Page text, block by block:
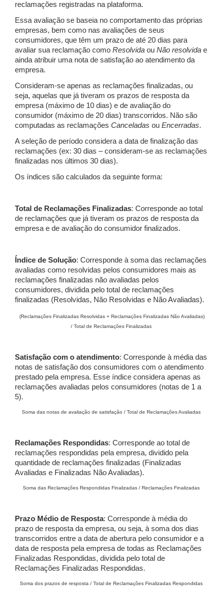
reclamações registradas na plataforma.
Essa avaliação se baseia no comportamento das próprias
empresas, bem como nas avaliações de seus
consumidores, que têm um prazo de até 20 dias para
avaliar sua reclamação como Resolvida ou Não resolvida e
ainda atribuir uma nota de satisfação ao atendimento da
empresa.
Consideram-se apenas as reclamações finalizadas, ou
seja, aquelas que já tiveram os prazos de resposta da
empresa (máximo de 10 dias) e de avaliação do
consumidor (máximo de 20 dias) transcorridos. Não são
computadas as reclamações Canceladas ou Encerradas.
A seleção de período considera a data de finalização das
reclamações (ex: 30 dias – consideram-se as reclamações
finalizadas nos últimos 30 dias).
Os índices são calculados da seguinte forma:
Total de Reclamações Finalizadas: Corresponde ao total
de reclamações que já tiveram os prazos de resposta da
empresa e de avaliação do consumidor finalizados.
Índice de Solução: Corresponde à soma das reclamações
avaliadas como resolvidas pelos consumidores mais as
reclamações finalizadas não avaliadas pelos
consumidores, dividida pelo total de reclamações
finalizadas (Resolvidas, Não Resolvidas e Não Avaliadas).
(Reclamações Finalizadas Resolvidas + Reclamações Finalizadas Não Avaliadas)
/ Total de Reclamações Finalizadas
Satisfação com o atendimento: Corresponde à média das
notas de satisfação dos consumidores com o atendimento
prestado pela empresa. Esse índice considera apenas as
reclamações avaliadas pelos consumidores (notas de 1 a
5).
Soma das notas de avaliação de satisfação / Total de Reclamações Avaliadas
Reclamações Respondidas: Corresponde ao total de
reclamações respondidas pela empresa, dividido pela
quantidade de reclamações finalizadas (Finalizadas
Avaliadas e Finalizadas Não Avaliadas).
Soma das Reclamações Respondidas Finalizadas / Reclamações Finalizadas
Prazo Médio de Resposta: Corresponde à média do
prazo de resposta da empresa, ou seja, à soma dos dias
transcorridos entre a data de abertura pelo consumidor e a
data de resposta pela empresa de todas as Reclamações
Finalizadas Respondidas, dividida pelo total de
Reclamações Finalizadas Respondidas.
Soma dos prazos de resposta / Total de Reclamações Finalizadas Respondidas